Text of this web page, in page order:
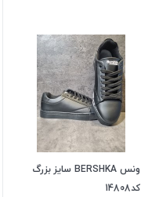
ونس BERSHKA سایز بزرگ
کد14808